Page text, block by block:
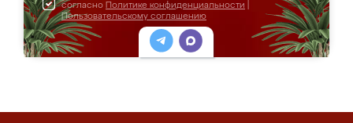
согласно Политике конфиденциальности
Пользовательскому соглашению